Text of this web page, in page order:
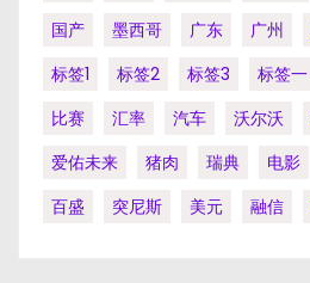
国产
墨西哥 广东 广州
标签1
标签2 标签3 标签一
比赛
汇率 汽车 沃尔沃
爱佑未来
猪肉 瑞典 电影
百盛
突尼斯 美元 融信